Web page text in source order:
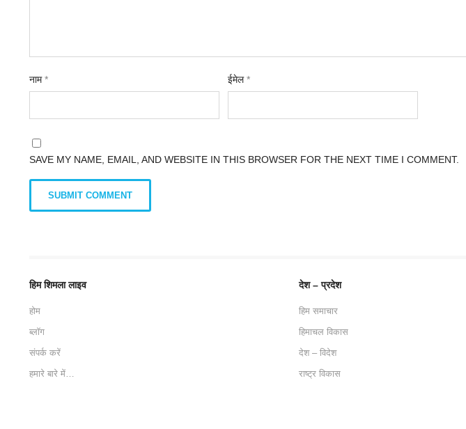
नाम* ईमेल*
SAVE MY NAME, EMAIL, AND WEBSITE IN THIS BROWSER FOR THE NEXT TIME I COMMENT.
हिम शिमला लाइव
होम
ब्लॉग
संपर्क करें
हमारे बारे में…
देश – प्रदेश
हिम समाचार
हिमाचल विकास
देश – विदेश
राष्ट्र विकास